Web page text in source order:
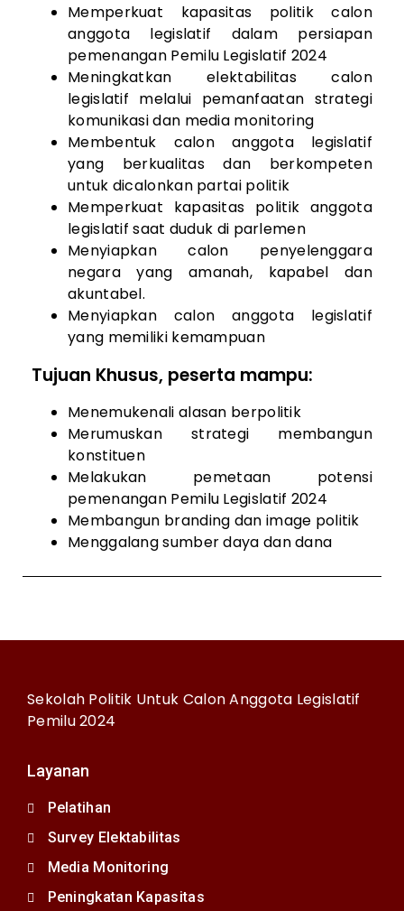
Memperkuat kapasitas politik calon
anggota legislatif dalam persiapan
pemenangan Pemilu Legislatif 2024
Meningkatkan elektabilitas calon
legislatif melalui pemanfaatan strategi
komunikasi dan media monitoring
Membentuk calon anggota legislatif
yang berkualitas dan berkompeten
untuk dicalonkan partai politik
Memperkuat kapasitas politik anggota
legislatif saat duduk di parlemen
Menyiapkan calon penyelenggara
negara yang amanah, kapabel dan
akuntabel.
Menyiapkan calon anggota legislatif
yang memiliki kemampuan
Tujuan Khusus, peserta mampu:
Menemukenali alasan berpolitik
Merumuskan strategi membangun
konstituen
Melakukan pemetaan potensi
pemenangan Pemilu Legislatif 2024
Membangun branding dan image politik
Menggalang sumber daya dan dana
Sekolah Politik Untuk Calon Anggota Legislatif
Pemilu 2024
Layanan
Pelatihan
Survey Elektabilitas
Media Monitoring
Peningkatan Kapasitas